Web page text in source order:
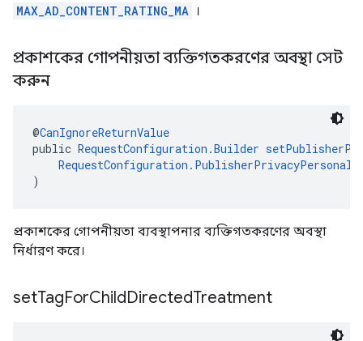
MAX_AD_CONTENT_RATING_MA ।
প্রকাশকের গোপনীয়তা ব্যক্তিগতকরণের অবস্থা সেট
করুন
@CanIgnoreReturnValue
public RequestConfiguration.Builder
)
প্রকাশকের গোপনীয়তা ব্যবস্থাপনার ব্যক্তিগতকরণের অবস্থা
নির্ধারণ করে।
setTagForChildDirectedTreatment